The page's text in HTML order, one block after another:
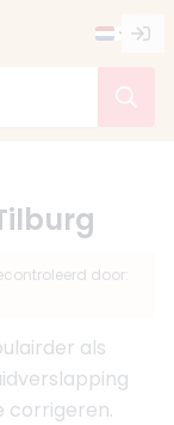
door:
als
corrigeren.